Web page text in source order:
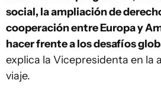
social, la ampliación de
cooperación entre Europa y
hacer frente a los desafíos
explica la Vicepresidenta en la
viaje.